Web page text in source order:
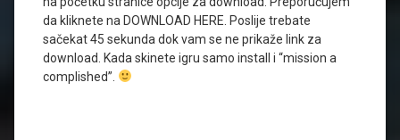
da kliknete na DOWNLOAD HERE. Poslije trebate
sačekat 45 sekunda dok vam se ne prikaže link za
download. Kada skinete igru samo install i “mission a
complished”.